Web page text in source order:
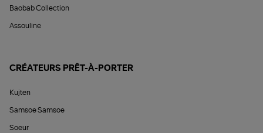
Baobab Collection
Assouline
CRÉATEURS PRÊT-À-PORTER
Kujten
Samsoe Samsoe
Soeur